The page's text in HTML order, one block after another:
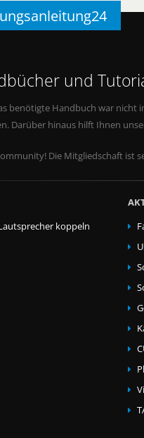
und
benötigte Handbuch war
Darüber hinaus hilft Ihnen
Die Mitgliedschaft
koppeln